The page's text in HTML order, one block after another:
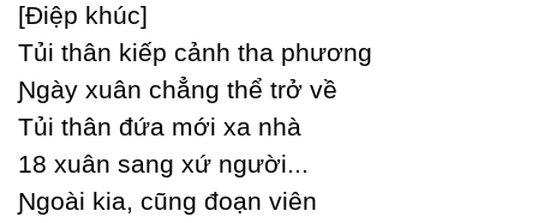
[Điệp khúc]
Tủi thân kiếp cảnh tha phương
Ɲgàу xuân chẳng thể trở về
Tủi thân đứa mới xa nhà
18 xuân sang xứ người...
Ɲgoài kia, cũng đoạn viên